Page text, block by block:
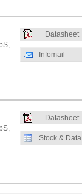
Datasheet
Infomail
Datasheet
Stock & Data